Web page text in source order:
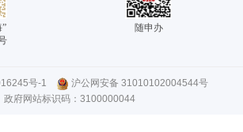
随申办
号-1
沪公网安备 31010102004544号
政府网站标识码：3100000044